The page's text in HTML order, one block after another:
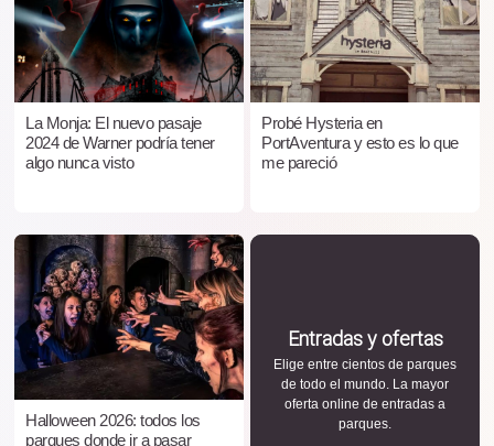
La Monja: El nuevo pasaje
2024 de Warner podría tener
algo nunca visto
Probé Hysteria en
PortAventura y esto es lo que
me pareció
Halloween 2026: todos los
parques donde ir a pasar
Entradas y ofertas
Elige entre cientos de parques
de todo el mundo. La mayor
oferta online de entradas a
parques.